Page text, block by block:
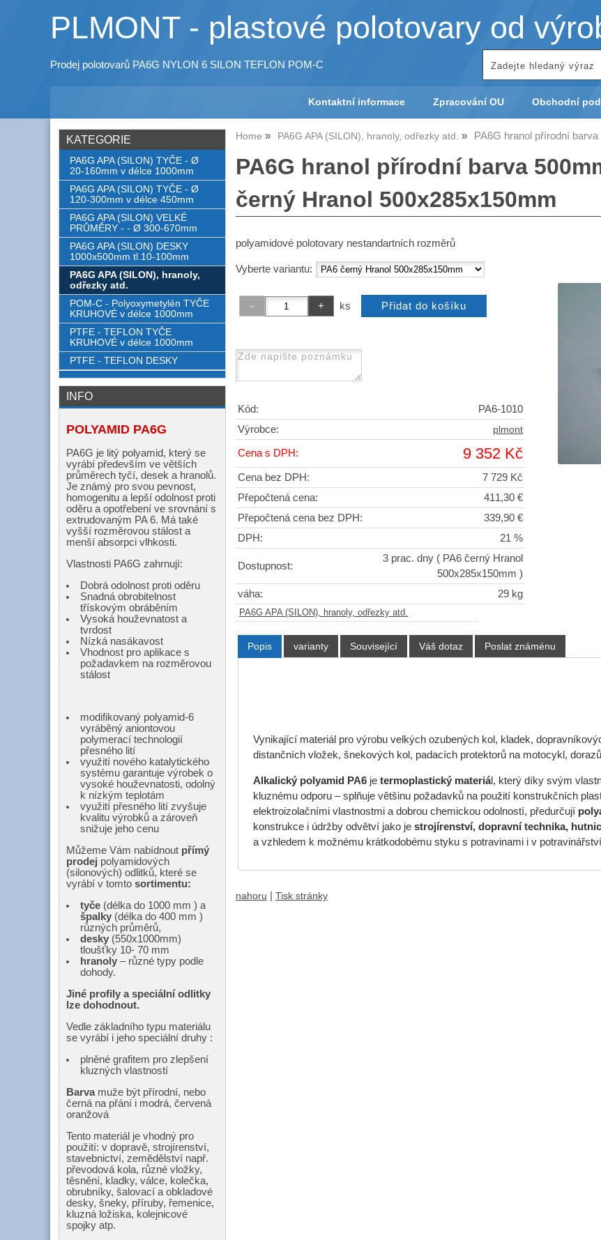
PLMONT - plastové polotovary od
Prodej polotovarů PA6G NYLON 6 SILON TEFLON POM-C
Kontaktní informace Zpracování OU Obchodní
Home PA6G APA (SILON), hranoly, odřezky atd. PA6G hranol přírodní
PA6G hranol přírodní barva
černý Hranol 500x285x150mm
polyamidové polotovary nestandartních rozměrů
Vyberte variantu:
ks
Kód:
PA6-1010
Výrobce:
plmont
Cena s DPH: 9 352 Kč
Cena bez DPH:
7 729 Kč
Přepočtená cena:
411,30 €
Přepočtená cena bez DPH:
339,90 €
DPH:
21 %
Dostupnost:
3 prac. dny ( PA6 černý Hranol
500x285x150mm )
váha:
29 kg
PA6G APA (SILON), hranoly, odřezky atd.
Popis varianty Související Váš dotaz Poslat známénu
Vynikající materiál pro výrobu velkých ozubených kol, kladek,
distančních vložek, šnekových kol, padacích protektorů na motocykl,
Alkalický polyamid PA6je termoplastický materiál, který díky svým
kluznému odporu – splňuje většinu požadavků na použití konstrukčních
elektroizolačními vlastnostmi a dobrou chemickou odolností, předurčují
konstrukce i údržby odvětví jako je strojírenství, dopravní technika,
a vzhledem k možnému krátkodobému styku s potravinami i v
nahoru Tisk stránky
KATEGORIE
PA6G APA (SILON) TYČE - Ø
20-160mm v délce 1000mm
PA6G APA (SILON) TYČE - Ø
120-300mm v délce 450mm
PA6G APA (SILON) VELKÉ
PRŮMĚRY - - Ø 300-670mm
PA6G APA (SILON) DESKY
1000x500mm tl.10-100mm
PA6G APA (SILON), hranoly,
odřezky atd.
POM-C - Polyoxymetylén TYČE
KRUHOVÉ v délce 1000mm
PTFE - TEFLON TYČE
KRUHOVÉ v délce 1000mm
PTFE - TEFLON DESKY
INFO
POLYAMID PA6G
PA6G je litý polyamid, který se
vyrábí především ve větších
průměrech tyčí, desek a hranolů.
Je známý pro svou pevnost,
homogenitu a lepší odolnost proti
oděru a opotřebení ve srovnání s
extrudovaným PA 6. Má také
vyšší rozměrovou stálost a
menší absorpci vlhkosti.
Vlastnosti PA6G zahrnují:
Dobrá odolnost proti oděru
Snadná obrobitelnost
třískovým obráběním
Vysoká houževnatost a
tvrdost
Nízká nasákavost
Vhodnost pro aplikace s
požadavkem na rozměrovou
stálost
modifikovaný polyamid-6
vyráběný aniontovou
polymerací technologií
přesného lití
využití nového katalytického
systému garantuje výrobek o
vysoké houževnatosti, odolný
k nízkým teplotám
využití přesného lití zvyšuje
kvalitu výrobků a zároveň
snižuje jeho cenu
Můžeme Vám nabídnout přímý
prodej polyamidových
(silonových) odlitků, které se
vyrábí v tomto sortimentu:
tyče (délka do 1000 mm ) a
špalky (délka do 400 mm )
různých průměrů,
desky (550x1000mm)
tloušťky 10- 70 mm
hranoly – různé typy podle
dohody.
Jiné profily a speciální odlitky
lze dohodnout.
Vedle základního typu materiálu
se vyrábí i jeho speciální druhy :
plněné grafitem pro zlepšení
kluzných vlastností
Barvamuže být přírodní, nebo
černá na přání i modrá, červená
oranžová
Tento materiál je vhodný pro
použití: v dopravě, strojírenství,
stavebnictví, zemědělství např.
převodová kola, různé vložky,
těsnění, kladky, válce, kolečka,
obrubníky, šalovací a obkladové
desky, šneky, příruby, řemenice,
kluzná ložiska, kolejnicové
spojky atp.